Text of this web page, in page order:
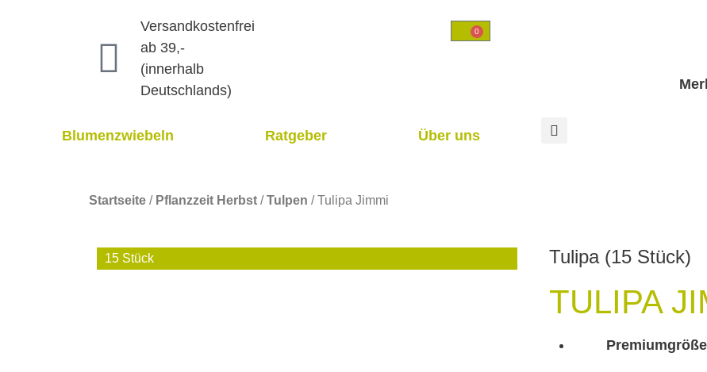
Versandkostenfrei
ab 39,-
(innerhalb
Deutschlands)
0
Blumenzwiebeln Ratgeber Über uns
Startseite / Pflanzzeit Herbst /Tulpen / Tulipa Jimmi
15 Stück Tulipa (15 Stück)
TULIPA